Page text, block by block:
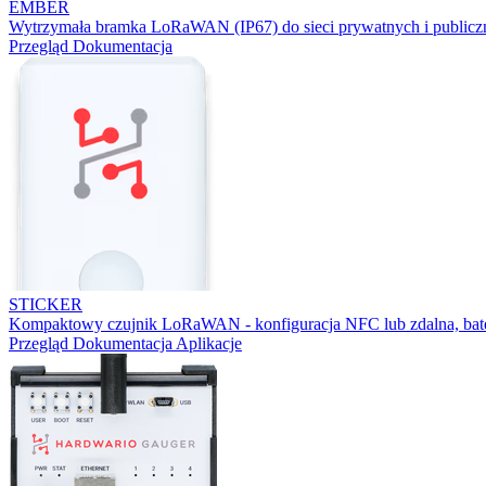
EMBER
Wytrzymała bramka LoRaWAN (IP67) do sieci prywatnych i
Przegląd Dokumentacja
STICKER
Kompaktowy czujnik LoRaWAN - konfiguracja NFC lub zdalna,
Przegląd Dokumentacja Aplikacje